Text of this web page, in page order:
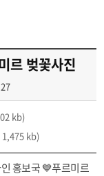
공지사항
동아리
르 벚꽃사진
kb)
1,475 kb)
홍보국 💙푸르미르